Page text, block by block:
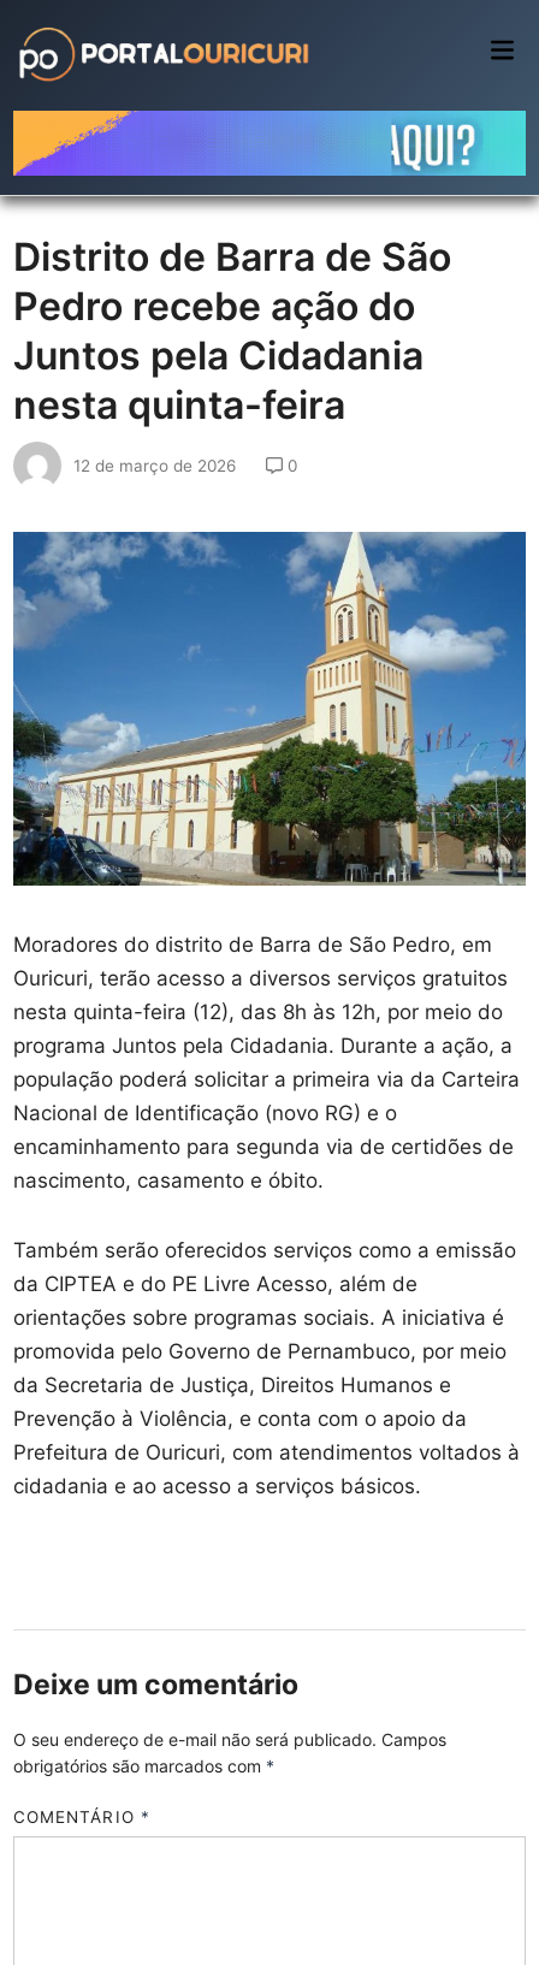
content
Distrito de Barra de São
Pedro recebe ação do
Juntos pela Cidadania
nesta quinta-feira
12 de março de 2026 0
Moradores do distrito de Barra de São Pedro, em
Ouricuri, terão acesso a diversos serviços gratuitos
nesta quinta-feira (12), das 8h às 12h, por meio do
programa Juntos pela Cidadania. Durante a ação, a
população poderá solicitar a primeira via da Carteira
Nacional de Identificação (novo RG) e o
encaminhamento para segunda via de certidões de
nascimento, casamento e óbito.
Também serão oferecidos serviços como a emissão
da CIPTEA e do PE Livre Acesso, além de
orientações sobre programas sociais. A iniciativa é
promovida pelo Governo de Pernambuco, por meio
da Secretaria de Justiça, Direitos Humanos e
Prevenção à Violência, e conta com o apoio da
Prefeitura de Ouricuri, com atendimentos voltados à
cidadania e ao acesso a serviços básicos.
Deixe um comentário
O seu endereço de e-mail não será publicado. Campos
obrigatórios são marcados com *
COMENTÁRIO *